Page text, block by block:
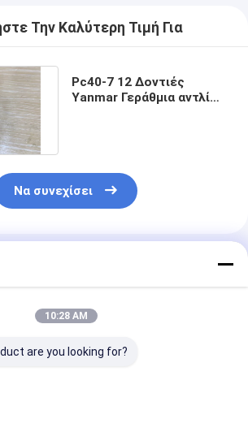
Την Καλύτερη Τιμή Για
Pc40-7 12 Δοντιές
Yanmar Γεράθμια αντλία
Να συνεχίσει
10:28 AM
are you looking for?